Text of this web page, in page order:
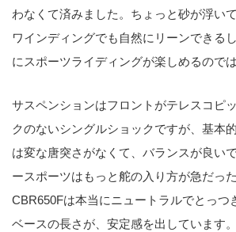
わなくて済みました。ちょっと砂が浮い
ワインディングでも自然にリーンできる
にスポーツライディングが楽しめるので
サスペンションはフロントがテレスコピ
クのないシングルショックですが、基本
は変な唐突さがなくて、バランスが良い
ースポーツはもっと舵の入り方が急だっ
CBR650Fは本当にニュートラルでとっつ
ベースの長さが、安定感を出しています